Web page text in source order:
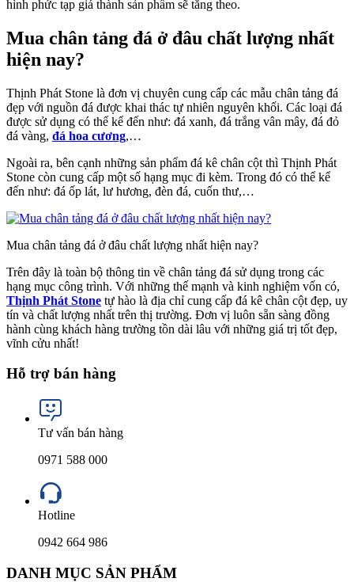
hình phức tạp giá thành sản phẩm sẽ tăng theo.
Mua chân tảng đá ở đâu chất lượng nhất
hiện nay?
Thịnh Phát Stone là đơn vị chuyên cung cấp các mẫu chân tảng đá
đẹp với nguồn đá được khai thác tự nhiên nguyên khối. Các loại đá
được sử dụng có thể kể đến như: đá xanh, đá trắng vân mây, đá đỏ
đá vàng, đá hoa cương,…
Ngoài ra, bên cạnh những sản phẩm đá kê chân cột thì Thịnh Phát
Stone còn cung cấp một số hạng mục đi kèm. Trong đó có thể kể
đến như: đá ốp lát, lư hương, đèn đá, cuốn thư,…
Mua chân tảng đá ở đâu chất lượng nhất hiện nay?
Trên đây là toàn bộ thông tin về chân tảng đá sử dụng trong các
hạng mục công trình. Với những thế mạnh và kinh nghiệm vốn có,
Thịnh Phát Stone tự hào là địa chỉ cung cấp đá kê chân cột đẹp, uy
tín và chất lượng nhất trên thị trường. Đơn vị luôn sẵn sàng đồng
hành cùng khách hàng trường tồn dài lâu với những giá trị tốt đẹp,
vĩnh cửu nhất!
Hỗ trợ bán hàng
Tư vấn bán hàng
0971 588 000
Hotline
0942 664 986
DANH MỤC SẢN PHẨM